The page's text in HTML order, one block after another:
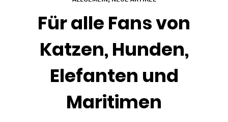
Für alle Fans von
Katzen, Hunden,
Elefanten und
Maritimen